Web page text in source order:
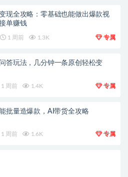
现全攻略：零基础也能做出爆款视
单赚钱
1 周前 1.3K 专属
答玩法，几分钟一条原创轻松变
1 周前 1.4K 专属
批量造爆款，AI带货全攻略
1 周前 1.6K 专属